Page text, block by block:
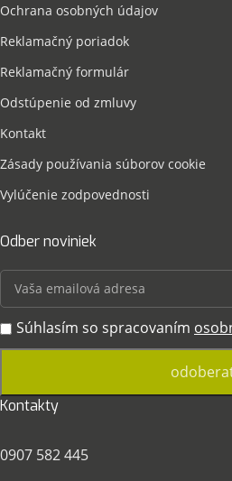
Ochrana osobných údajov
Reklamačný poriadok
Reklamačný formulár
Odstúpenie od zmluvy
Kontakt
Zásady používania súborov cookie
Vylúčenie zodpovednosti
Odber noviniek
Súhlasím so spracovaním
Kontakty
0907 582 445